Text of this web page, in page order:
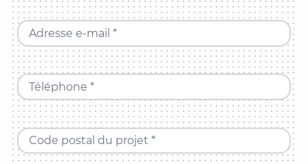
Adresse e-mail *
Téléphone *
Code postal du projet *